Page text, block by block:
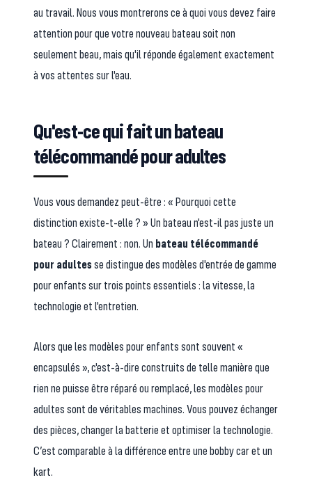
au travail. Nous vous montrerons ce à quoi vous devez faire
attention pour que votre nouveau bateau soit non
seulement beau, mais qu'il réponde également exactement
à vos attentes sur l'eau.
Qu'est-ce qui fait un bateau
télécommandé pour adultes
Vous vous demandez peut-être : « Pourquoi cette
distinction existe-t-elle ? » Un bateau n'est-il pas juste un
bateau ? Clairement : non. Un bateau télécommandé
pour adultesse distingue des modèles d'entrée de gamme
pour enfants sur trois points essentiels : la vitesse, la
technologie et l'entretien.
Alors que les modèles pour enfants sont souvent «
encapsulés », c'est-à-dire construits de telle manière que
rien ne puisse être réparé ou remplacé, les modèles pour
adultes sont de véritables machines. Vous pouvez échanger
des pièces, changer la batterie et optimiser la technologie.
C’est comparable à la différence entre une bobby car et un
kart.